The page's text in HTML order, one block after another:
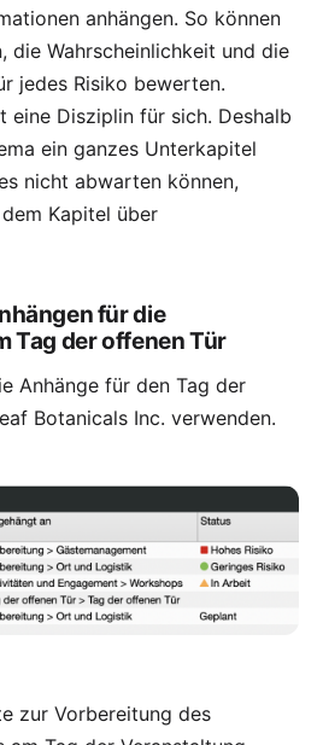
anhängen. So können
die Wahrscheinlichkeit und die
jedes Risiko bewerten.
eine Disziplin für sich. Deshalb
ein ganzes Unterkapitel
nicht abwarten können,
Kapitel über
für die
Tag der offenen Tür
Anhänge für den Tag der
Botanicals Inc. verwenden.
zur Vorbereitung des